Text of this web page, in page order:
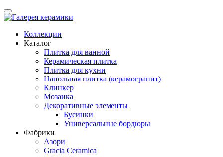
Коллекции
Каталог
Плитка для ванной
Керамическая плитка
Плитка для кухни
Напольная плитка (керамогранит)
Клинкер
Мозаика
Декоративные элементы
Бусинки
Универсальные бордюры
Фабрики
Азори
Gracia Ceramica